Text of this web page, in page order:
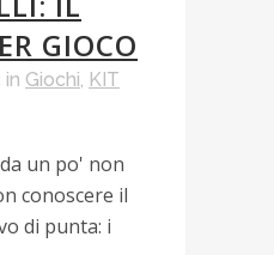
GIOCO
in Giochi, KIT
un po' non
conoscere il
di punta: i